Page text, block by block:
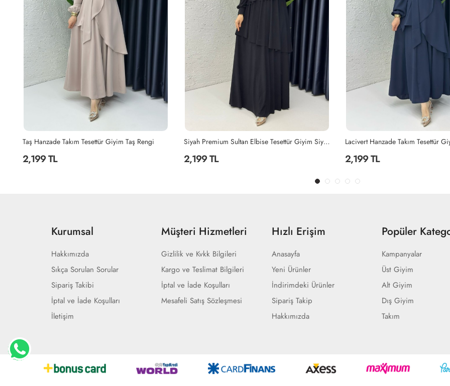
2,199 TL
Lacivert Hanzade Takım Tesettür Giyim Lacivert
2,199 TL
Siyah Ayperi Elbise Tesettür Giyim
1,499 TL
Kurumsal
Hakkımızda
Sıkça Sorulan Sorular
Sipariş Takibi
İptal ve İade Koşulları
İletişim
Müşteri Hizmetleri
Gizlilik ve Kvkk Bilgileri
Kargo ve Teslimat Bilgileri
İptal ve İade Koşulları
Mesafeli Satış Sözleşmesi
Hızlı Erişim
Anasayfa
Yeni Ürünler
İndirimdeki Ürünler
Sipariş Takip
Hakkımızda
Popüler
Kampanyalar
Üst Giyim
Alt Giyim
Dış Giyim
Takım